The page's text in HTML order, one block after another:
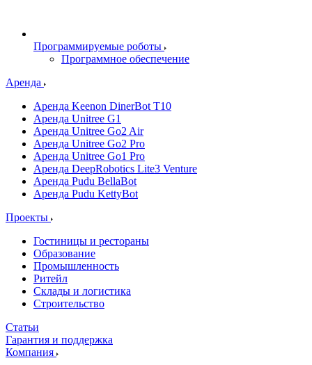
Программируемые роботы
Программное обеспечение
Аренда
Аренда Keenon DinerBot T10
Аренда Unitree G1
Аренда Unitree Go2 Air
Аренда Unitree Go2 Pro
Аренда Unitree Go1 Pro
Аренда DeepRobotics Lite3 Venture
Аренда Pudu BellaBot
Аренда Pudu KettyBot
Проекты
Гостиницы и рестораны
Образование
Промышленность
Ритейл
Склады и логистика
Строительство
Статьи
Гарантия и поддержка
Компания